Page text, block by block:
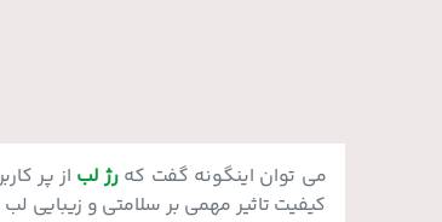
می توان اینگونه گفت کهرژ لب از پر
کیفیت تاثیر مهمی بر سلامتی و زیبایی